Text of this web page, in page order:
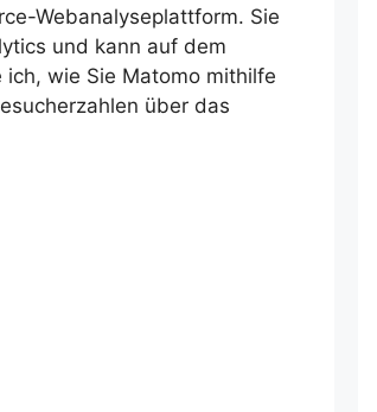
Webanalyseplattform. Sie
und kann auf dem
wie Sie Matomo mithilfe
über das